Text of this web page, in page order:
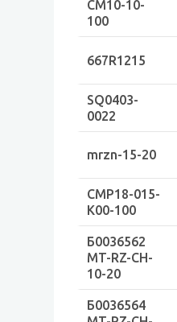
CM10-10-
100
667R1215
SQ0403-
0022
mrzn-15-20
CMP18-015-
K00-100
Б0036562
MT-RZ-CH-
10-20
Б0036564